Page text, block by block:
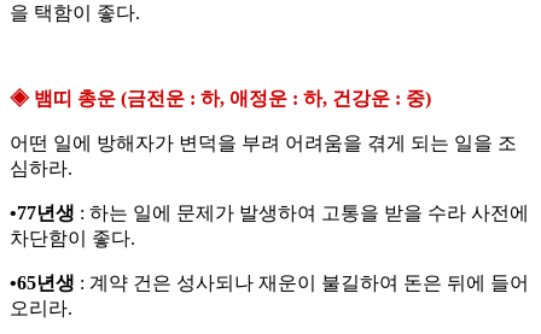
을 택함이 좋다.
◈ 뱀띠 총운 (금전운 : 하, 애정운 : 하, 건강운 : 중)
어떤 일에 방해자가 변덕을 부려 어려움을 겪게 되는 일을 조
심하라.
•77년생 : 하는 일에 문제가 발생하여 고통을 받을 수라 사전에
차단함이 좋다.
•65년생 : 계약 건은 성사되나 재운이 불길하여 돈은 뒤에 들어
오리라.